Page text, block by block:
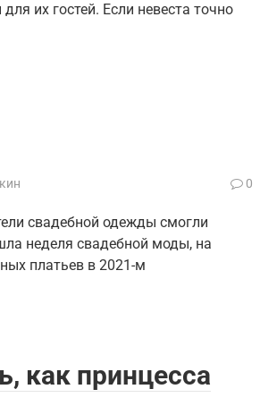
их гостей. Если невеста точно
0
свадебной одежды смогли
неделя свадебной моды, на
платьев в 2021-м
как принцесса